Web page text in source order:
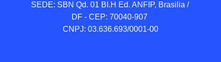
SEDE: SBN Qd. 01 BI.H Ed. ANFIP, Brasilia /
DF - CEP: 70040-907
CNPJ: 03.636.693/0001-00